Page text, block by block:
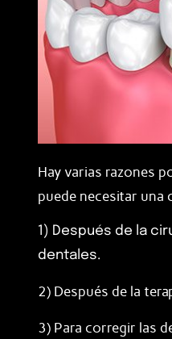
Hay varias razones
puede necesitar una
1) Después de la
dentales.
2) Después de la
3) Para corregir las